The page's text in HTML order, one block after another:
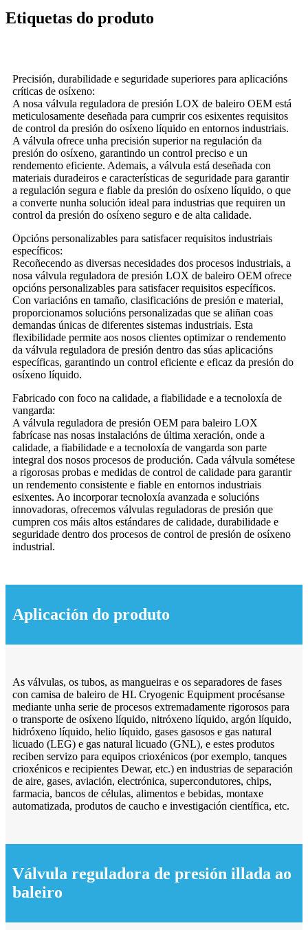
Etiquetas do produto
Precisión, durabilidade e seguridade superiores para aplicacións
críticas de osíxeno:
A nosa válvula reguladora de presión LOX de baleiro OEM está
meticulosamente deseñada para cumprir cos esixentes requisitos
de control da presión do osíxeno líquido en entornos industriais.
A válvula ofrece unha precisión superior na regulación da
presión do osíxeno, garantindo un control preciso e un
rendemento eficiente. Ademais, a válvula está deseñada con
materiais duradeiros e características de seguridade para garantir
a regulación segura e fiable da presión do osíxeno líquido, o que
a converte nunha solución ideal para industrias que requiren un
control da presión do osíxeno seguro e de alta calidade.
Opcións personalizables para satisfacer requisitos industriais
específicos:
Recoñecendo as diversas necesidades dos procesos industriais, a
nosa válvula reguladora de presión LOX de baleiro OEM ofrece
opcións personalizables para satisfacer requisitos específicos.
Con variacións en tamaño, clasificacións de presión e material,
proporcionamos solucións personalizadas que se aliñan coas
demandas únicas de diferentes sistemas industriais. Esta
flexibilidade permite aos nosos clientes optimizar o rendemento
da válvula reguladora de presión dentro das súas aplicacións
específicas, garantindo un control eficiente e eficaz da presión do
osíxeno líquido.
Fabricado con foco na calidade, a fiabilidade e a tecnoloxía de
vangarda:
A válvula reguladora de presión OEM para baleiro LOX
fabrícase nas nosas instalacións de última xeración, onde a
calidade, a fiabilidade e a tecnoloxía de vangarda son parte
integral dos nosos procesos de produción. Cada válvula sométese
a rigorosas probas e medidas de control de calidade para garantir
un rendemento consistente e fiable en entornos industriais
esixentes. Ao incorporar tecnoloxía avanzada e solucións
innovadoras, ofrecemos válvulas reguladoras de presión que
cumpren cos máis altos estándares de calidade, durabilidade e
seguridade dentro dos procesos de control de presión de osíxeno
industrial.
Aplicación do produto
As válvulas, os tubos, as mangueiras e os separadores de fases
con camisa de baleiro de HL Cryogenic Equipment procésanse
mediante unha serie de procesos extremadamente rigorosos para
o transporte de osíxeno líquido, nitróxeno líquido, argón líquido,
hidróxeno líquido, helio líquido, gases gasosos e gas natural
licuado (LEG) e gas natural licuado (GNL), e estes produtos
reciben servizo para equipos crioxénicos (por exemplo, tanques
crioxénicos e recipientes Dewar, etc.) en industrias de separación
de aire, gases, aviación, electrónica, supercondutores, chips,
farmacia, bancos de células, alimentos e bebidas, montaxe
automatizada, produtos de caucho e investigación científica, etc.
Válvula reguladora de presión illada ao
baleiro